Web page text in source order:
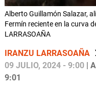
Alberto Guillamón Salazar,
Fermín reciente en la curva
LARRASOAÑA
IRANZU LARRASOAÑA
09 JULIO, 2024 - 9:00 |
9:01